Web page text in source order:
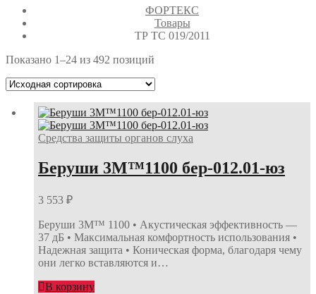
ФОРТЕКС
Товары
ТР ТС 019/2011
Показано 1–24 из 492 позиций
Средства защиты органов слуха
Беруши 3М™1100 бер-012.01-юз
3 553 ₽
Беруши 3М™ 1100 • Акустическая эффективность —
37 дБ • Максимальная комфортность использования •
Надежная защита • Коническая форма, благодаря чему
они легко вставляются и…
В корзину